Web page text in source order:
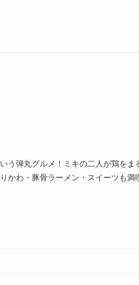
う弾丸グルメ！ミキの二人が鶏をま
かわ・豚骨ラーメン・スイーツも満